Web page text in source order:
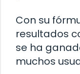
Con su
resultados
se ha
muchos